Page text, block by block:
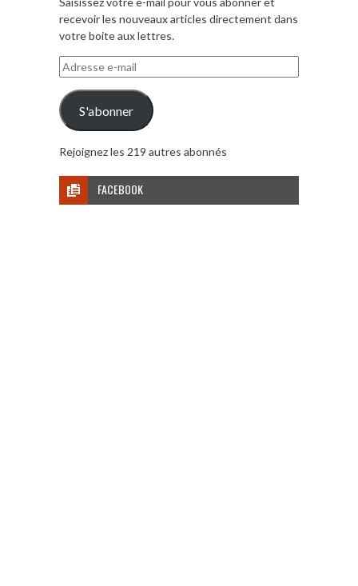
recevoir les nouveaux articles directement dans
votre boite aux lettres.
Adresse
e-
mail
S'abonner
Rejoignez les 219 autres abonnés
FACEBOOK